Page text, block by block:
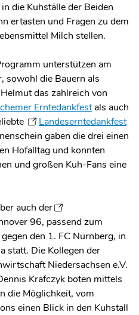
die Kuhställe der Beiden
ertasten und Fragen zu dem
Milch stellen.
unterstützen am
sowohl die Bauern als
das zahlreich von
Erntedankfestals auch
Landeserntedankfest
gaben die drei einen
Hofalltag und konnten
und großen Kuh-Fans eine
auch der
96, passend zum
den 1. FC Nürnberg, in
statt. Die Kollegen der
Niedersachsen e.V.
Krafczyk boten mittels
die Möglichkeit, vom
einen Blick in den Kuhstall